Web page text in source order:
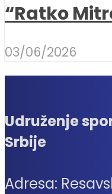
“Ratko
03/06/2026
Udruženje
Srbije
Adresa: